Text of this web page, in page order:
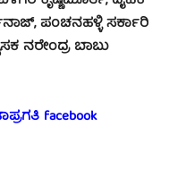
ಪಂಚನಹಳ್ಳಿ ಸರ್ಕಾರಿ
ನರೇಂದ್ರ ಬಾಬು
facebook